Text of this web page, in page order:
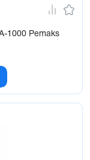
1000 Pemaks